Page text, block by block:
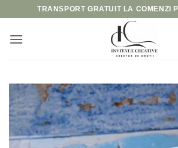
content
TRANSPORT GRATUIT LA COMENZI